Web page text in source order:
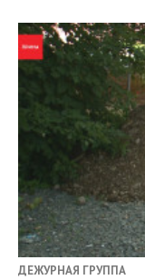
ДЕЖУРНАЯ ГРУППА